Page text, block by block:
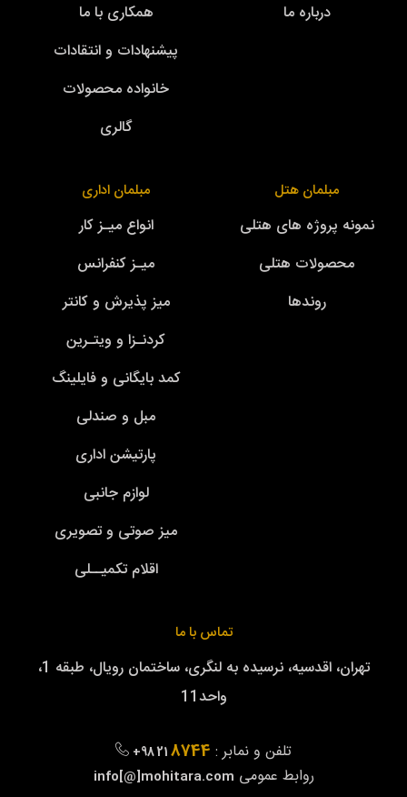
درباره ما
همکاری با ما
پیشنهادات و انتقادات
خانواده محصولات
گالری
مبلمان هتل
نمونه پروژه های هتلی
محصولات هتلی
روندها
مبلمان اداری
انواع میـز کار
میـز کنفرانس
میز پذیرش و کانتر
کردنـزا و ویتـرین
کمد بایگانی و فایلینگ
مبل و صندلی
پارتیشن اداری
لوازم جانبی
میز صوتی و تصویری
اقلام تکمیــلی
تماس با ما
تهران، اقدسیه، نرسیده به لنگری، ساختمان رویال، طبقه 1،
واحد11
تلفن و نمابر : +98 218744
روابط عمومی info[@]mohitara.com